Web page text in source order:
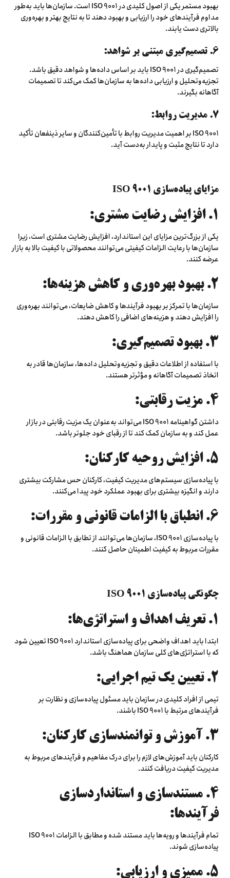
بهبود مستمر یکی از اصول کلیدی در ISO 9001 است. سازمان‌ها باید به‌طور
مداوم فرآیندهای خود را ارزیابی و بهبود دهند تا به نتایج بهتر و بهره‌وری
بالاتری دست یابند.
6. تصمیم‌گیری مبتنی بر شواهد:
تصمیم‌گیری در ISO 9001 باید بر اساس داده‌ها و شواهد دقیق باشد.
تجزیه‌وتحلیل و ارزیابی داده‌ها به سازمان‌ها کمک می‌کند تا تصمیمات
آگاهانه بگیرند.
7. مدیریت روابط:
ISO 9001 بر اهمیت مدیریت روابط با تأمین‌کنندگان و سایر ذینفعان تأکید
دارد تا نتایج مثبت و پایدار به‌دست آید.
مزایای پیاده‌سازی ISO 9001
۱. افزایش رضایت مشتری:
یکی از بزرگ‌ترین مزایای این استاندارد، افزایش رضایت مشتری است، زیرا
سازمان‌ها با رعایت الزامات کیفیتی می‌توانند محصولاتی با کیفیت بالا به بازار
عرضه کنند.
2. بهبود بهره‌وری و کاهش هزینه‌ها:
سازمان‌ها با تمرکز بر بهبود فرآیندها و کاهش ضایعات، می‌توانند بهره‌وری
را افزایش دهند و هزینه‌های اضافی را کاهش دهند.
3. بهبود تصمیم‌گیری:
با استفاده از اطلاعات دقیق و تجزیه‌وتحلیل داده‌ها، سازمان‌ها قادر به
اتخاذ تصمیمات آگاهانه و مؤثرتر هستند.
4. مزیت رقابتی:
داشتن گواهینامه ISO 9001 می‌تواند به‌عنوان یک مزیت رقابتی در بازار
عمل کند و به سازمان کمک کند تا از رقبای خود جلوتر باشد.
5. افزایش روحیه کارکنان:
با پیاده‌سازی سیستم‌های مدیریت کیفیت، کارکنان حس مشارکت بیشتری
دارند و انگیزه بیشتری برای بهبود عملکرد خود پیدا می‌کنند.
6. انطباق با الزامات قانونی و مقررات:
با پیاده‌سازی ISO 9001، سازمان‌ها می‌توانند از تطابق با الزامات قانونی و
مقررات مربوط به کیفیت اطمینان حاصل کنند.
چگونگی پیاده‌سازی ISO 9001
۱. تعریف اهداف و استراتژی‌ها:
ابتدا باید اهداف واضحی برای پیاده‌سازی استاندارد ISO 9001 تعیین شود
که با استراتژی‌های کلی سازمان هماهنگ باشد.
۲. تعیین یک تیم اجرایی:
تیمی از افراد کلیدی در سازمان باید مسئول پیاده‌سازی و نظارت بر
فرآیندهای مرتبط با ISO 9001 باشند.
3. آموزش و توانمندسازی کارکنان:
کارکنان باید آموزش‌های لازم را برای درک مفاهیم و فرآیندهای مربوط به
مدیریت کیفیت دریافت کنند.
4. مستندسازی و استانداردسازی
فرآیندها:
تمام فرآیندها و رویه‌ها باید مستند شده و مطابق با الزامات ISO 9001
پیاده‌سازی شوند.
5. ممیزی و ارزیابی: